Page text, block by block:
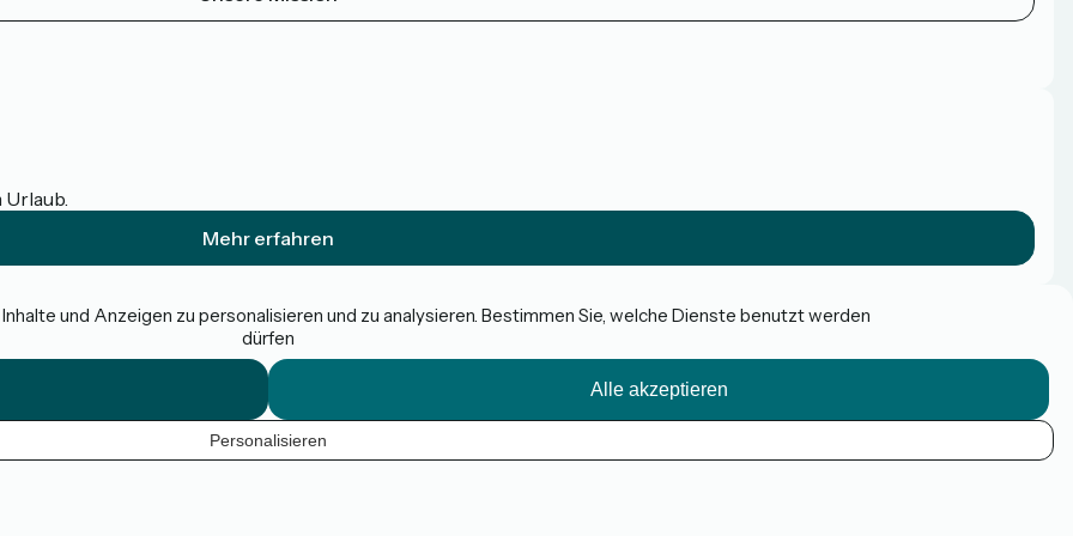
Mehr erfahren
und Anzeigen zu personalisieren und zu analysieren. Bestimmen Sie, welche Dienste benutzt werden
dürfen
Alle akzeptieren
Personalisieren